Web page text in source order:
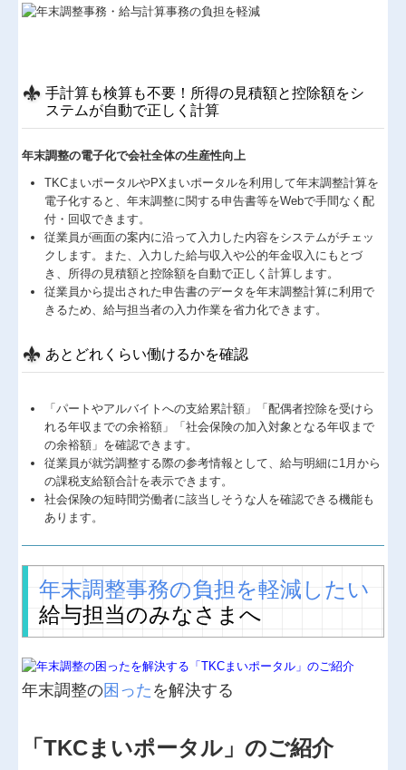
手計算も検算も不要！所得の見積額と控除額をシ
ステムが自動で正しく計算
年末調整の電子化で会社全体の生産性向上
TKCまいポータルやPXまいポータルを利用して年末調整計算を
電子化すると、年末調整に関する申告書等をWebで手間なく配
付・回収できます。
従業員が画面の案内に沿って入力した内容をシステムがチェッ
クします。また、入力した給与収入や公的年金収入にもとづ
き、所得の見積額と控除額を自動で正しく計算します。
従業員から提出された申告書のデータを年末調整計算に利用で
きるため、給与担当者の入力作業を省力化できます。
あとどれくらい働けるかを確認
「パートやアルバイトへの支給累計額」「配偶者控除を受けら
れる年収までの余裕額」「社会保険の加入対象となる年収まで
の余裕額」を確認できます。
従業員が就労調整する際の参考情報として、給与明細に1月から
の課税支給額合計を表示できます。
社会保険の短時間労働者に該当しそうな人を確認できる機能も
あります。
年末調整事務の負担を軽減したい
給与担当のみなさまへ
年末調整の困った を解決する
「TKCまいポータル」のご紹介